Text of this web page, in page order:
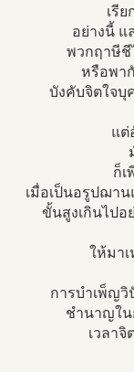
เรี
อย่างนี้ แ
พวกฤาษีชี
หรือพา
บังคับจิตใจบุ
แต่
ก็เ
เมื่อเป็นอรูปฌาน
ขั้นสูงเกินไปอ
ให้มา
การบำเพ็ญ
ชำนาญใน
เวลาจิ